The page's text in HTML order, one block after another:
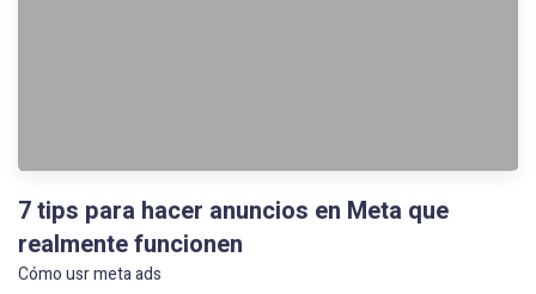
7 tips para hacer anuncios en Meta que
realmente funcionen
Cómo usr meta ads